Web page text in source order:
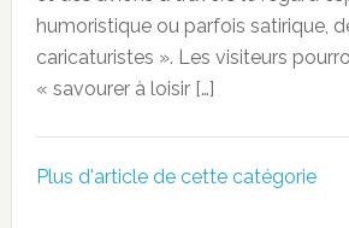
humoristique ou parfois satirique,
caricaturistes ». Les visiteurs
« savourer à loisir […]
Plus d'article de cette catégorie